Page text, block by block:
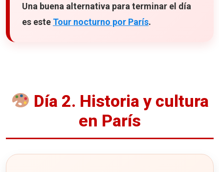
Una buena alternativa para terminar el día
es este Tour nocturno por París.
Día 2. Historia y cultura
en París